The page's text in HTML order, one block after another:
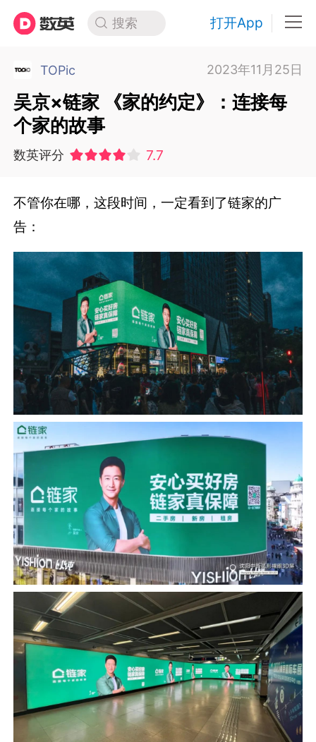
搜索 打开App
TOPic 2023年11月25日
吴京×链家 《家的约定》：连接每
个家的故事
数英评分 7.7
不管你在哪，这段时间，一定看到了链家的广
告：